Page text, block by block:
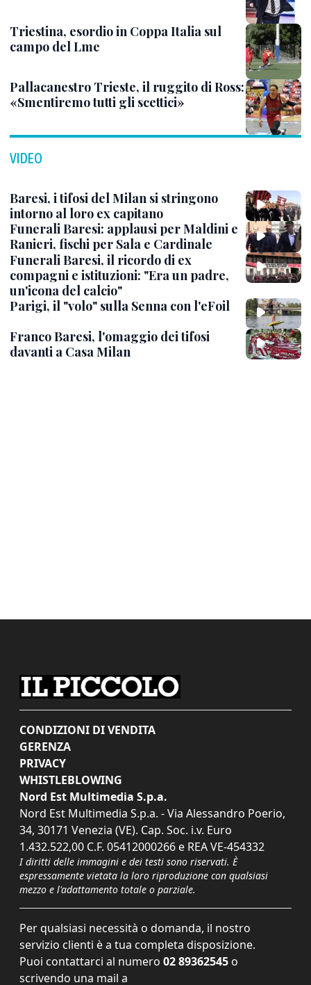
Triestina, esordio in Coppa Italia sul
campo del Lme
Pallacanestro Trieste, il ruggito di Ross:
«Smentiremo tutti gli scettici»
VIDEO
Baresi, i tifosi del Milan si stringono
intorno al loro ex capitano
Funerali Baresi: applausi per Maldini e
Ranieri, fischi per Sala e Cardinale
Funerali Baresi, il ricordo di ex
compagni e istituzioni: "Era un padre,
un'icona del calcio"
Parigi, il "volo" sulla Senna con l'eFoil
Franco Baresi, l'omaggio dei tifosi
davanti a Casa Milan
CONDIZIONI DI VENDITA
GERENZA
PRIVACY
WHISTLEBLOWING
Nord Est Multimedia S.p.a.
Nord Est Multimedia S.p.a. - Via Alessandro Poerio,
34, 30171 Venezia (VE). Cap. Soc. i.v. Euro
1.432.522,00 C.F. 05412000266 e REA VE-454332
I diritti delle immagini e dei testi sono riservati. È
espressamente vietata la loro riproduzione con qualsiasi
mezzo e l'adattamento totale o parziale.
Per qualsiasi necessità o domanda, il nostro
servizio clienti è a tua completa disposizione.
Puoi contattarci al numero 02 89362545 o
scrivendo una mail a